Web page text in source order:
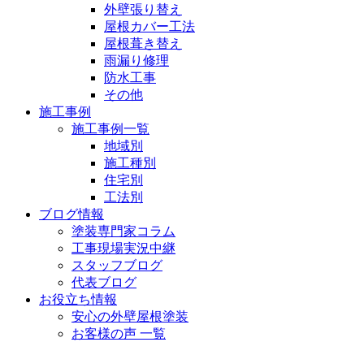
外壁張り替え
屋根カバー工法
屋根葺き替え
雨漏り修理
防水工事
その他
施工事例
施工事例一覧
地域別
施工種別
住宅別
工法別
ブログ情報
塗装専門家コラム
工事現場実況中継
スタッフブログ
代表ブログ
お役立ち情報
安心の外壁屋根塗装
お客様の声 一覧